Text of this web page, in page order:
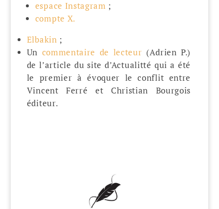
espace Instagram ;
compte X.
Elbakin ;
Un commentaire de lecteur (Adrien P.)
de l’article du site d’Actualitté qui a été
le premier à évoquer le conflit entre
Vincent Ferré et Christian Bourgois
éditeur.